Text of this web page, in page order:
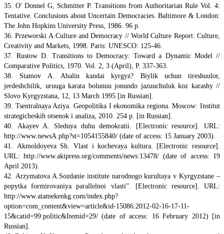
35. O' Donnel G, Schmitter P. Transitions from Authoritarian Rule Vol. 4:
Tentative. Conclusions about Uncertain Democracies. Baltimore & London:
The John Hopkins University Press, 1986. 96 p.
36. Przeworski A.Culture and Democracy // World Culture Report: Culture,
Creativity and Markets, 1998. Paris: UNESCO: 125-46.
37. Rustow D. Transitions to Democracy: Toward a Dynamic Model //
Comparative Politics, 1970. Vol. 2, 3 (April), P. 337-363.
38. Stamov A. Abalin kandai kyrgyz? Biylik uchun tireshuulor,
jerdeshchilik, uruuga karata bolunuu jonundo jazuuchuluk koz karashy //
Slovo Kyrgyzstana, 12, 13 March 1995 [in Russian].
39. Tsentralnaya Aziya. Geopolitika I ekonomika regiona. Moscow: Institut
strategicheskih otsenok i analiza, 2010. 254 p. [in Russian].
40. Аkayev A. Sleduya duhu demokratii. [Electronic resource]. URL:
http://www.newsA.php?st=1054155840/ (date of access: 15 January 2003).
41. Аkmoldoyeva Sh. Vlast i kochevaya kultura. [Electronic resource].
URL: http://www.akipress.org/comments/news:13478/ (date of access: 19
April 2013).
42. Аrzymatova A.Sozdanie institute narodnogo kurultaya v Kyrgyzstane –
popytka formirovaniya parallelnoi vlasti”. [Electronic resource]. URL:
http://www.atamekenkg.com/index.php?
option=com_content&view=article&id-15086:2012-02-16-17-11-
15&catid=99:politic&Itemid=29/ (date of access: 16 February 2012) [in
Russian].